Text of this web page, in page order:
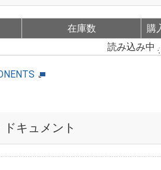
在庫数
購
読み込み中
キュメント